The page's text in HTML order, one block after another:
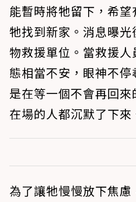
能暫時將牠留下，希
牠找到新家。消息曝
物救援單位。當救援
態相當不安，眼神不
是在等一個不會再回
在場的人都沉默了下來
為了讓牠慢慢放下焦